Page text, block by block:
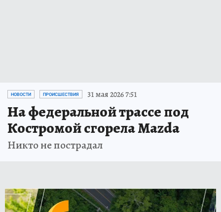
НОВОСТИ ПРОИСШЕСТВИЯ 31 мая 2026 7:51
На федеральной трассе под
Костромой сгорела Mazda
Никто не пострадал